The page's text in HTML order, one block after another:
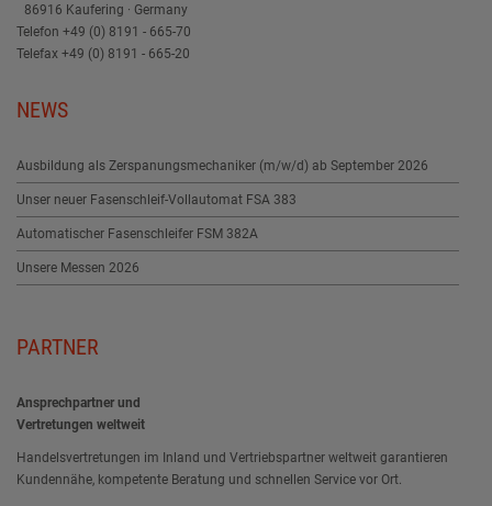
86916 Kaufering · Germany
Telefon +49 (0) 8191 - 665-70
Telefax +49 (0) 8191 - 665-20
NEWS
Ausbildung als Zerspanungsmechaniker (m/w/d) ab September 2026
Unser neuer Fasenschleif-Vollautomat FSA 383
Automatischer Fasenschleifer FSM 382A
Unsere Messen 2026
PARTNER
Ansprechpartner und
Vertretungen we tweit
H ande lsvertretungen im Inland und Vertriebspartner we ltweit garantieren
Kundennähe, kompetente Beratung und schne en Service vor Ort.